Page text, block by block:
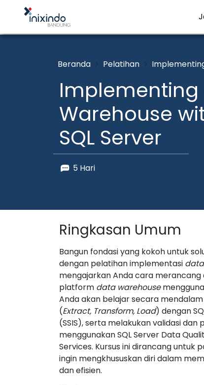
Beranda Pelatihan
Implementing
Warehouse
SQL Server
5 Hari
Ringkasan Umum
Bangun fondasi yang kokoh untuk
dengan pelatihan implementasi
mengajarkan Anda cara
platform data warehouse
Anda akan belajar secara
(Extract, Transform, Load) dengan
(SSIS), serta melakukan validasi
menggunakan SQL Server Data
Services. Kursus ini dirancang untuk
ingin mengkhususkan diri dalam
dan efisien.